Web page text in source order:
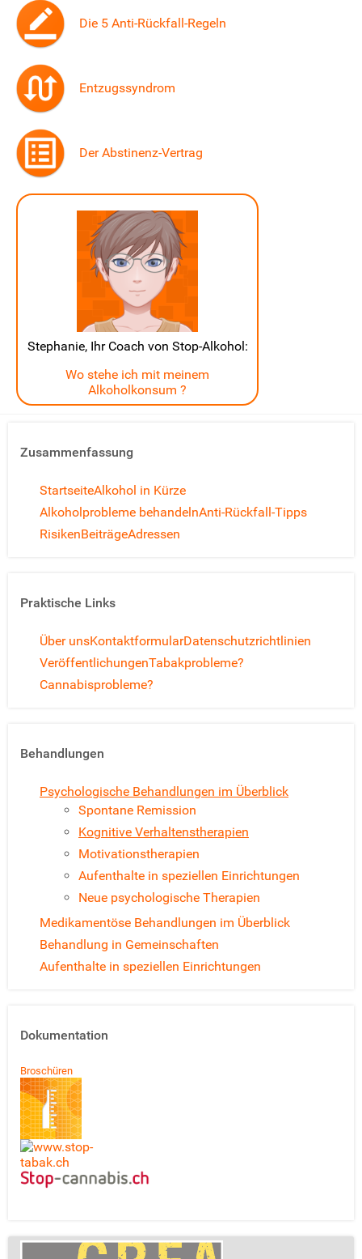
Die 5 Anti-Rückfall-Regeln
Entzugssyndrom
Der Abstinenz-Vertrag
Stephanie, Ihr Coach von Stop-Alkohol:
Wo stehe ich mit meinem
Alkoholkonsum ?
Zusammenfassung
StartseiteAlkohol in Kürze
Alkoholprobleme behandelnAnti-Rückfall-Tipps
RisikenBeiträgeAdressen
Praktische Links
Über unsKontaktformularDatenschutzrichtlinien
VeröffentlichungenTabakprobleme?
Cannabisprobleme?
Behandlungen
Psychologische Behandlungen im Überblick
Spontane Remission
Kognitive Verhaltenstherapien
Motivationstherapien
Aufenthalte in speziellen Einrichtungen
Neue psychologische Therapien
Medikamentöse Behandlungen im Überblick
Behandlung in Gemeinschaften
Aufenthalte in speziellen Einrichtungen
Dokumentation
Broschüren